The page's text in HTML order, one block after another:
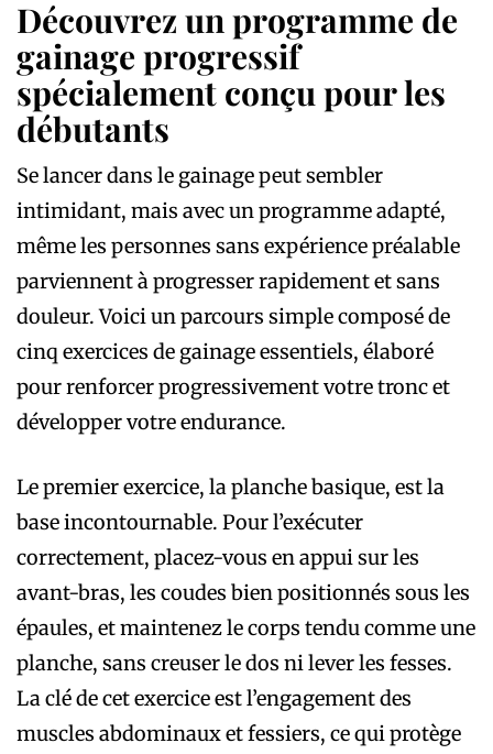
Découvrez un programme de
gainage progressif
spécialement conçu pour les
débutants
Se lancer dans le gainage peut sembler
intimidant, mais avec un programme adapté,
même les personnes sans expérience préalable
parviennent à progresser rapidement et sans
douleur. Voici un parcours simple composé de
cinq exercices de gainage essentiels, élaboré
pour renforcer progressivement votre tronc et
développer votre endurance.
Le premier exercice, la planche basique, est la
base incontournable. Pour l’exécuter
correctement, placez-vous en appui sur les
avant-bras, les coudes bien positionnés sous les
épaules, et maintenez le corps tendu comme une
planche, sans creuser le dos ni lever les fesses.
La clé de cet exercice est l’engagement des
muscles abdominaux et fessiers, ce qui protège